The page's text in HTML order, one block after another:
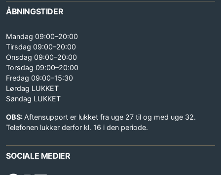
ÅBNINGSTIDER
Mandag 09:00–20:00
Tirsdag 09:00–20:00
Onsdag 09:00–20:00
Torsdag 09:00–20:00
Fredag 09:00–15:30
Lørdag LUKKET
Søndag LUKKET
OBS: Aftensupport er lukket fra uge 27 til og med uge 32.
Telefonen lukker derfor kl. 16 i den periode.
SOCIALE MEDIER